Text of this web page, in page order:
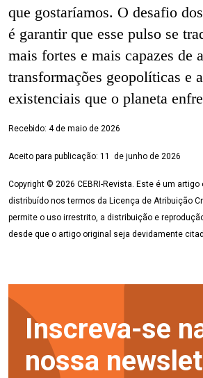
que gostaríamos. O desafio
é garantir que esse pulso se
mais fortes e mais capazes de
transformações geopolíticas e
existenciais que o planeta
Recebido: 4 de maio de 2026
Aceito para publicação: 11 de junho de 2026
Copyright © 2026 CEBRI-Revista. Este é um
distribuído nos termos da Licença de Atribuição
permite o uso irrestrito, a distribuição e
desde que o artigo original seja devidamente
Inscreva-se
nossa